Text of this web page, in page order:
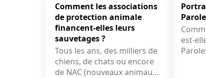
Comment les associations
de protection animale
financent-elles leurs
sauvetages ?
Tous les ans, des milliers de
chiens, de chats ou encore
de NAC (nouveaux animaux
est-elle née